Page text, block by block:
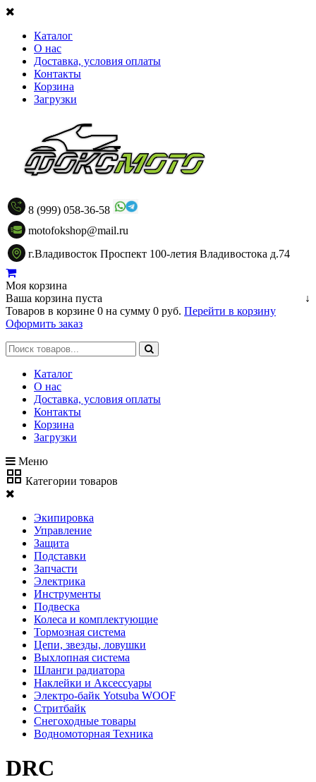
Каталог
О нас
Доставка, условия оплаты
Контакты
Корзина
Загрузки
8 (999) 058-36-58
motofokshop@mail.ru
г.Владивосток Проспект 100-летия Владивостока д.74
Моя корзина
↓
Ваша корзина пуста
Товаров в корзине 0 на сумму 0 руб. Перейти в корзину
Оформить заказ
Каталог
О нас
Доставка, условия оплаты
Контакты
Корзина
Загрузки
Меню
Категории товаров
Экипировка
Управление
Защита
Подставки
Запчасти
Электрика
Инструменты
Подвеска
Колеса и комплектующие
Тормозная система
Цепи, звезды, ловушки
Выхлопная система
Шланги радиатора
Наклейки и Аксессуары
Электро-байк Yotsuba WOOF
Стритбайк
Снегоходные товары
Водномоторная Техника
DRC